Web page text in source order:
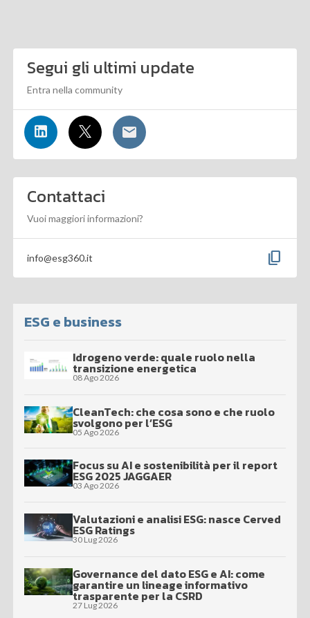
Segui gli ultimi update
Entra nella community
Contattaci
Vuoi maggiori informazioni?
info@esg360.it content_copy
ESG e business
Idrogeno verde: quale ruolo nella
transizione energetica
08 Ago 2026
CleanTech: che cosa sono e che ruolo
svolgono per l’ESG
05 Ago 2026
Focus su AI e sostenibilità per il report
ESG 2025 JAGGAER
03 Ago 2026
Valutazioni e analisi ESG: nasce Cerved
ESG Ratings
30 Lug 2026
Governance del dato ESG e AI: come
garantire un lineage informativo
trasparente per la CSRD
27 Lug 2026